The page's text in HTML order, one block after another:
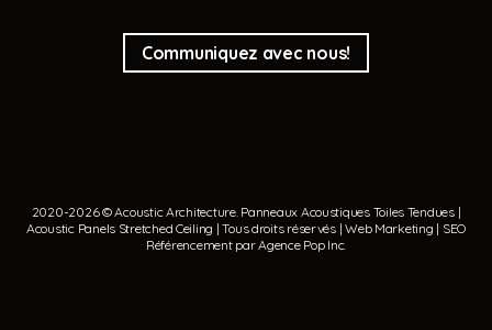
Communiquez avec nous!
2020-2026 © Acoustic Architecture. Panneaux Acoustiques Toiles Tendues|
Acoustic Panels Stretched Ceiling | Tous droits réservés | Web Marketing | SEO
Référencement parAgence Pop Inc.